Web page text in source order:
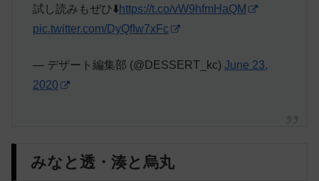
試し読みもぜひ⬇️ https://t.co/vW9hfmHaQM
pic.twitter.com/DyQfIw7xFc
— デザート編集部 (@DESSERT_kc) June 23,
2020
みなと透・湊と烏丸